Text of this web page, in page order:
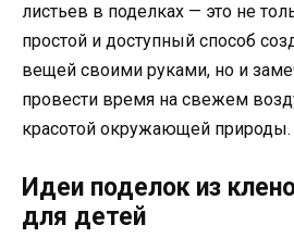
листьев в поделках — это не
простой и доступный способ
вещей своими руками, но и
провести время на свежем
красотой окружающей природы.
Идеи поделок из
для детей